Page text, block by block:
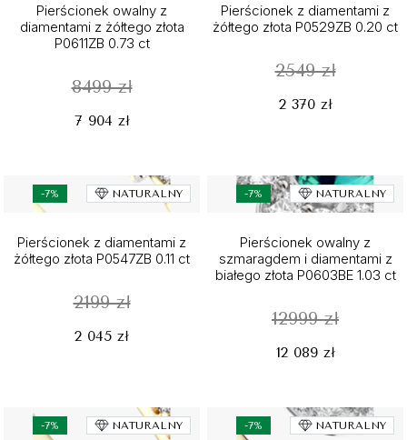
Pierścionek owalny z
diamentami z żółtego złota
P0611ZB 0.73 ct
8499 zł
7 904 zł
Pierścionek z diamentami z
żółtego złota P0529ZB 0.20 ct
2549 zł
2 370 zł
-7% NATURALNY
Pierścionek z diamentami z
żółtego złota P0547ZB 0.11 ct
2199 zł
2 045 zł
-7% NATURALNY
Pierścionek owalny z
szmaragdem i diamentami z
białego złota P0603BE 1.03 ct
12999 zł
12 089 zł
-7% NATURALNY -7% NATURALNY